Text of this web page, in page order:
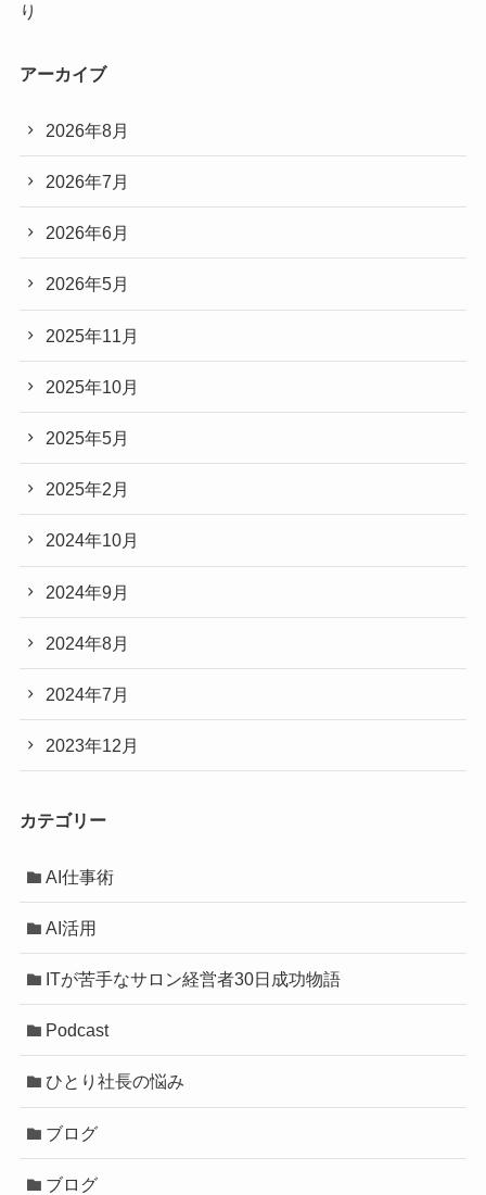
り
アーカイブ
2026年8月
2026年7月
2026年6月
2026年5月
2025年11月
2025年10月
2025年5月
2025年2月
2024年10月
2024年9月
2024年8月
2024年7月
2023年12月
カテゴリー
AI仕事術
AI活用
ITが苦手なサロン経営者30日成功物語
Podcast
ひとり社長の悩み
ブログ
ブログ